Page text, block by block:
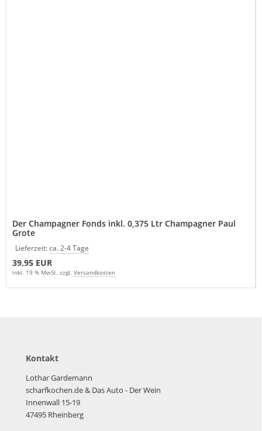
Der Champagner Fonds inkl. 0,375 Ltr Champagner Paul
Grote
Lieferzeit:ca. 2-4 Tage
39,95 EUR
inkl. 19 % MwSt. zzgl. Versandkosten
Kontakt
Lothar Gardemann
scharfkochen.de& Das Auto - Der Wein
Innenwall 15-19
47495 Rheinberg